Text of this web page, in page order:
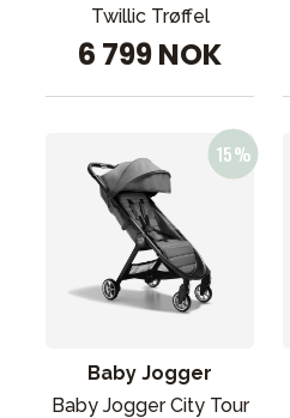
Twillic Trøffel
6 799 NOK
Baby Jogger
Baby Jogger City Tour